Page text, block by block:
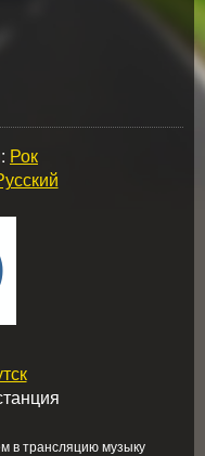
Рок
в трансляцию музыку